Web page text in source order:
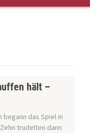
hält –
begann das Spiel in
trudelten dann